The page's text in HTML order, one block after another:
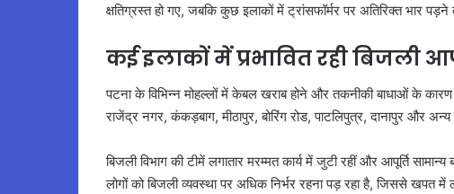
क्षतिग्रस्त हो गए, जबकि कुछ इलाकों में ट्रांसफॉर्मर पर अतिरिक्त भार
कई इलाकों में प्रभावित रही बिजली
पटना के विभिन्न मोहल्लों में केबल खराब होने और तकनीकी बाधाओं के
राजेंद्र नगर, कंकड़बाग, मीठापुर, बोरिंग रोड, पाटलिपुत्र, दानापुर और अन्य
बिजली विभाग की टीमें लगातार मरम्मत कार्य में जुटी रहीं और आपूर्ति
लोगों को बिजली व्यवस्था पर अधिक निर्भर रहना पड़ रहा है, जिससे खपत में